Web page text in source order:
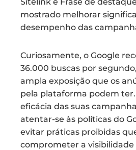
mostrado melhorar
desempenho das
Curiosamente, o Google
36.000 buscas por
ampla exposição que os
pela plataforma podem
eficácia das suas
atentar-se às políticas do
evitar práticas proibidas
comprometer a visibilidade